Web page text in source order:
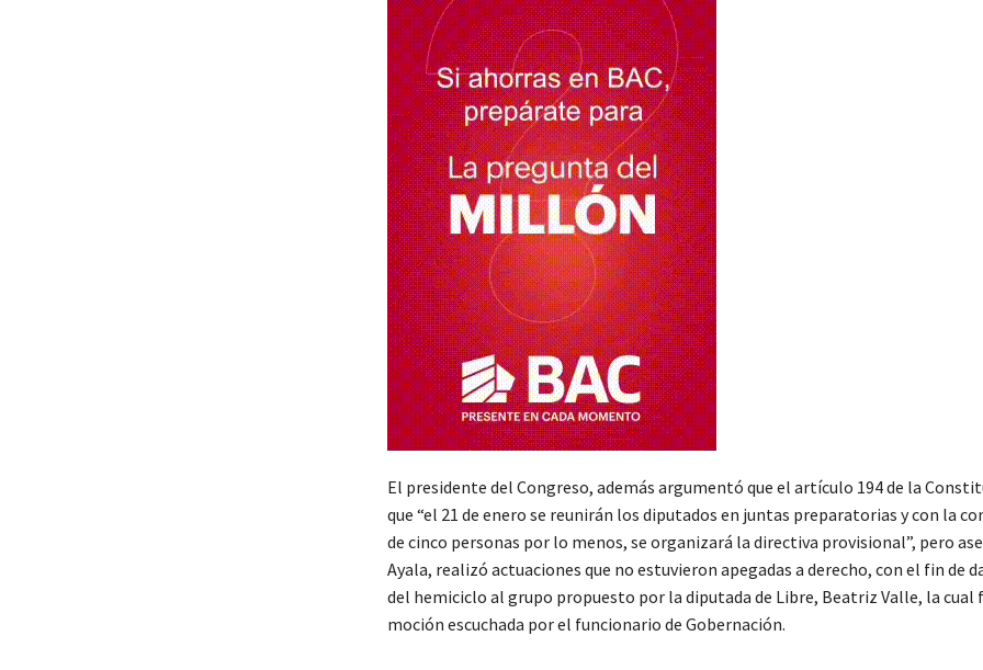
El presidente del Congreso, además argumentó que el artículo 194 de la
que “el 21 de enero se reunirán los diputados en juntas preparatorias y con la
de cinco personas por lo menos, se organizará la directiva provisional”, pero
Ayala, realizó actuaciones que no estuvieron apegadas a derecho, con el fin de
del hemiciclo al grupo propuesto por la diputada de Libre, Beatriz Valle, la cual
moción escuchada por el funcionario de Gobernación.